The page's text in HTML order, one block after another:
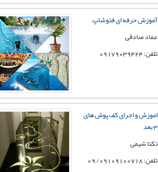
آموزش حرفه ای فتوشاپ
عماد صادقی
تلفن: 09179039424
اموزش و اجرای کف پوش های
3 بعد
تکتا شیمی
تلفن: 09109100718/ 09